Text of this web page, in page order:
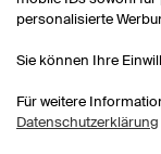
Thüringer
Die
sondern
zum
„Sporttrainer werden –
personalisierte
Sie können Ihre
Für weitere
Datenschutzerklärung